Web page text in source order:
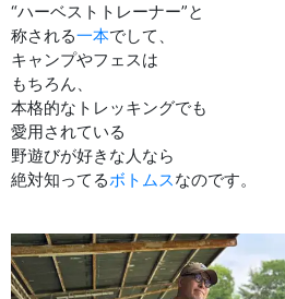
“ハーベストトレーナー”と
称される一本でして、
キャンプやフェスは
もちろん、
本格的なトレッキングでも
愛用されている
野遊びが好きな人なら
絶対知ってるボトムスなのです。